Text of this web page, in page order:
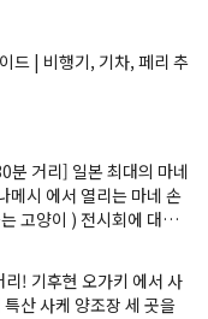
드 | 비행기, 기차, 페리 추
분 거리] 일본 최대의 마네
메시 에서 열리는 마네 손
고양이 ) 전시회에 대한
! 기후현 오가키 에서 사
산 사케 양조장 세 곳을